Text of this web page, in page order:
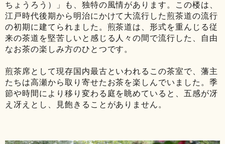
ちょうろう）」も、独特の風情があります。この楼は、
江戸時代後期から明治にかけて大流行した煎茶道の流行
の初期に建てられました。煎茶道は、形式を重んじる従
来の茶道を堅苦しいと感じる人々の間で流行した、自由
なお茶の楽しみ方のひとつです。
煎茶席として現存国内最古といわれるこの茶室で、藩主
たちは高瀬から取り寄せたお茶を楽しんでいました。季
節や時間により移り変わる庭を眺めていると、五感が冴
え冴えとし、見飽きることがありません。